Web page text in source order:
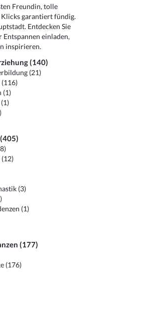
Freundin, tolle
garantiert fündig.
Entdecken Sie
einladen,
inspirieren.
(140)
(21)
(1)
(3)
(1)
(177)
(176)